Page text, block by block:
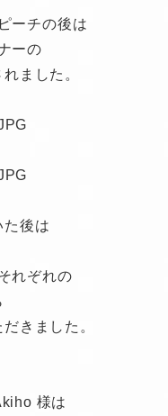
ーチの後は
ーの
ました。
た後は
れぞれの
きました。
様は